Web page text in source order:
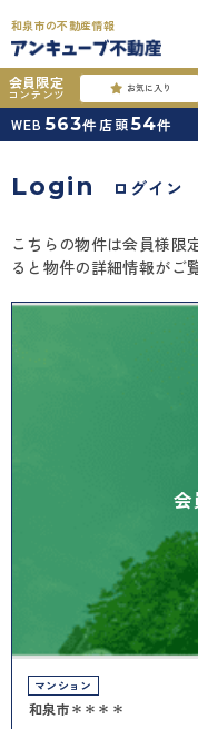
和泉市の不動産情報
会員限定
コンテンツ お気に入り
WEB 563件 店頭54件
Login ログイン
こちらの物件は会員様限
ると物件の詳細情報がご
会
マンション
和泉市＊＊＊＊